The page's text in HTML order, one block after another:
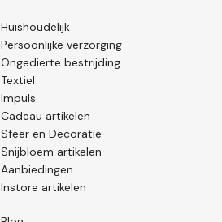
Huishoudelijk
Persoonlijke verzorging
Ongedierte bestrijding
Textiel
Impuls
Cadeau artikelen
Sfeer en Decoratie
Snijbloem artikelen
Aanbiedingen
Instore artikelen